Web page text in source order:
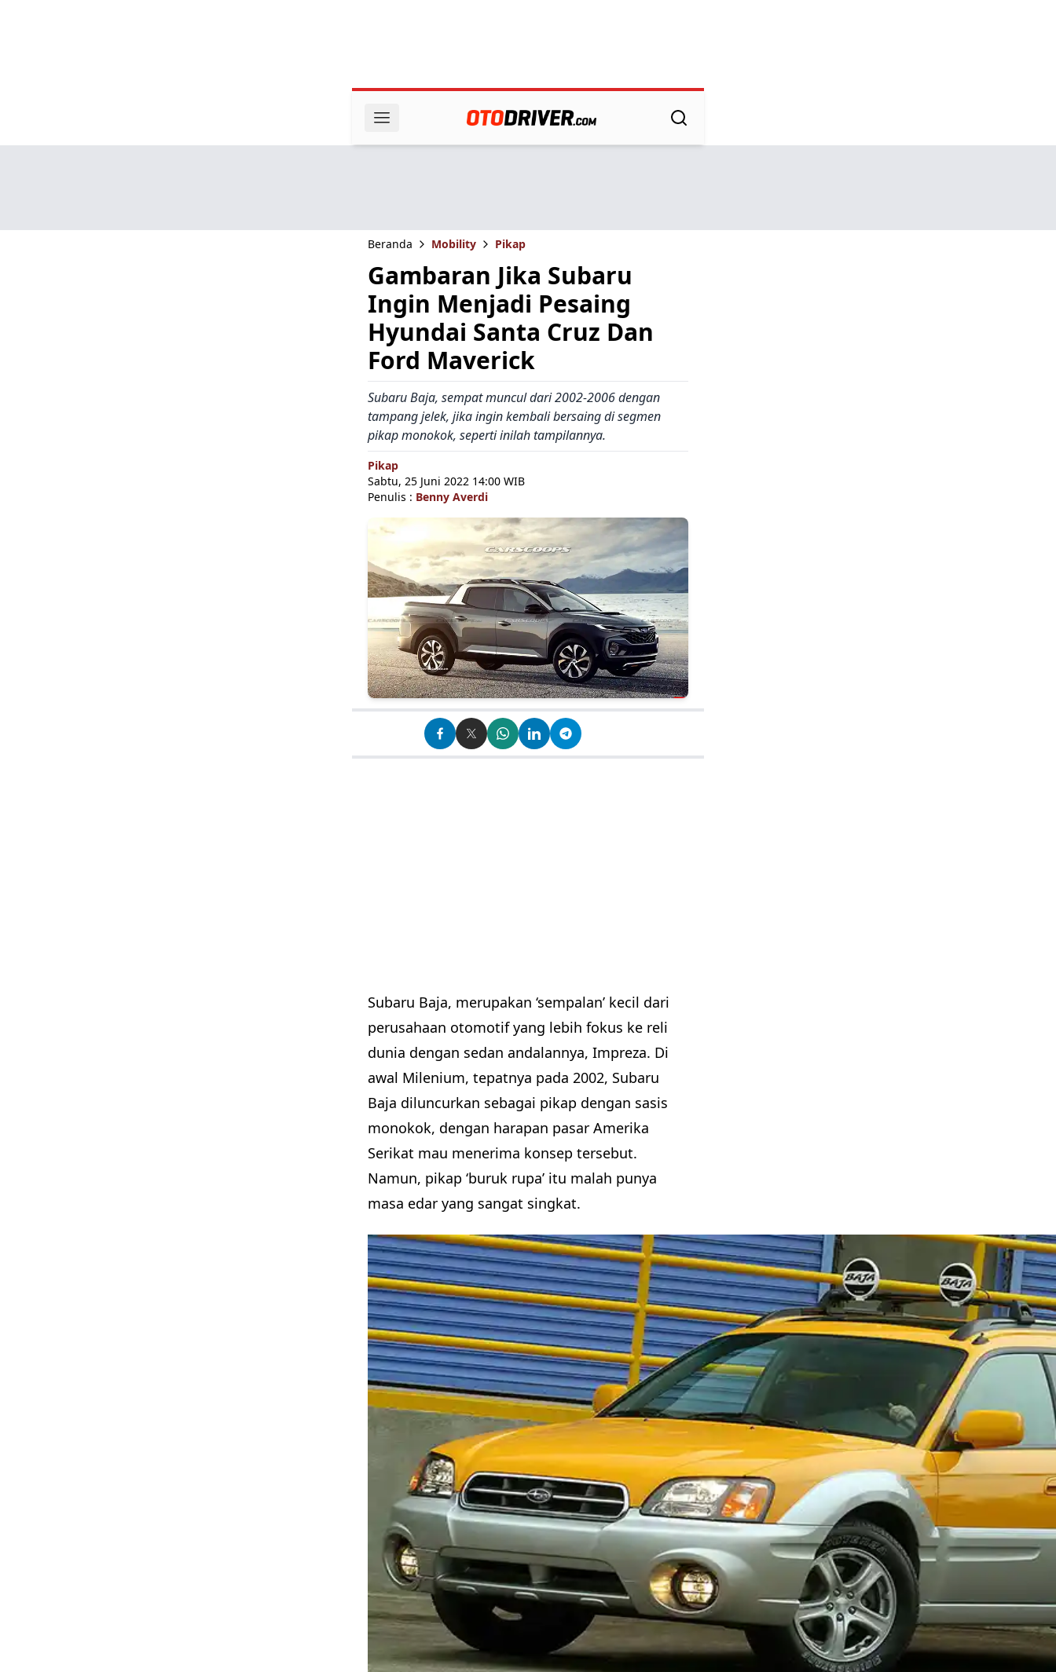
Beranda Mobility Pikap
Gambaran Jika Subaru
Ingin Menjadi Pesaing
Hyundai Santa Cruz Dan
Ford Maverick
Subaru Baja, sempat muncul dari 2002-2006 dengan
tampang jelek, jika ingin kembali bersaing di segmen
pikap monokok, seperti inilah tampilannya.
Pikap
Sabtu, 25 Juni 2022 14:00 WIB
Penulis : Benny Averdi
Subaru Baja, merupakan ‘sempalan’ kecil dari
perusahaan otomotif yang lebih fokus ke reli
dunia dengan sedan andalannya, Impreza. Di
awal Milenium, tepatnya pada 2002, Subaru
Baja diluncurkan sebagai pikap dengan sasis
monokok, dengan harapan pasar Amerika
Serikat mau menerima konsep tersebut.
Namun, pikap ‘buruk rupa’ itu malah punya
masa edar yang sangat singkat.